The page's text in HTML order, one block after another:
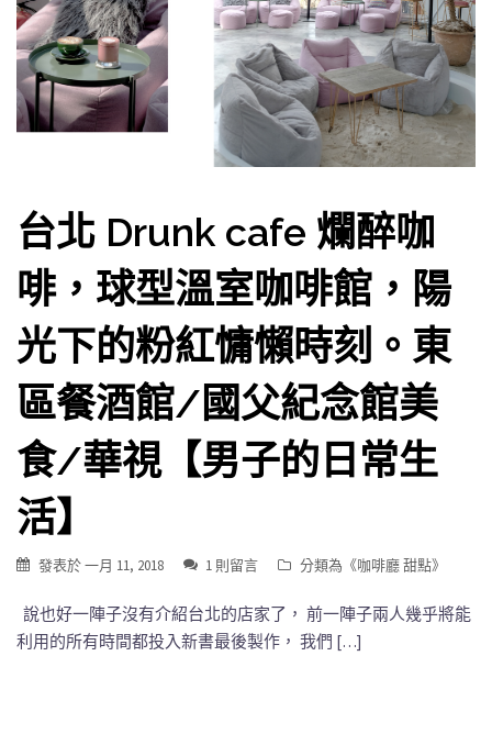
台北 Drunk cafe 爛醉咖
啡，球型溫室咖啡館，陽
光下的粉紅慵懶時刻。東
區餐酒館/國父紀念館美
食/華視【男子的日常生
活】
發表於一月 11, 2018 1 則留言 分類為《咖啡廳 甜點》
說也好一陣子沒有介紹台北的店家了， 前一陣子兩人幾乎將能
利用的所有時間都投入新書最後製作， 我們 […]